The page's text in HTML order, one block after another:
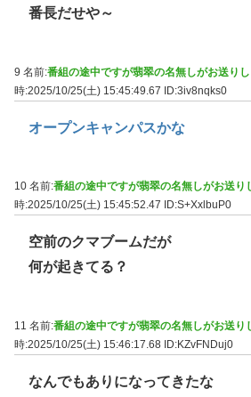
番長だせや～
9 名前:番組の途中ですが翡翠の名無しがお送り
時:2025/10/25(土) 15:45:49.67 ID:3iv8nqks0
オープンキャンパスかな
10 名前:番組の途中ですが翡翠の名無しがお送り
時:2025/10/25(土) 15:45:52.47
ID:S+XxlbuP0
空前のクマブームだが
何が起きてる？
11 名前:番組の途中ですが翡翠の名無しがお送り
時:2025/10/25(土) 15:46:17.68 ID:KZvFNDuj0
なんでもありになってきたな